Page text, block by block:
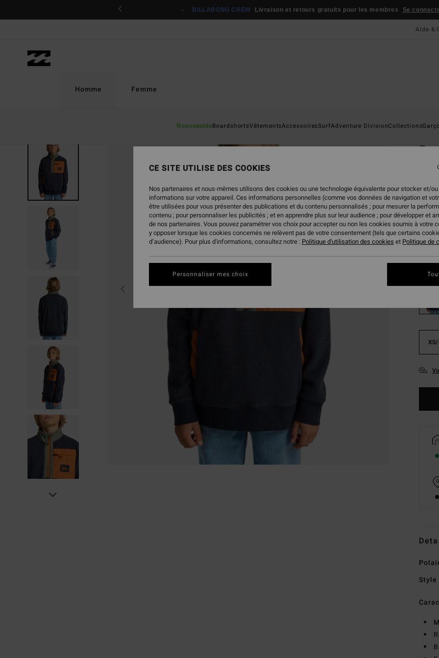
BILLABONG CREW Livraison et retours gratuits pour les membres Se
Aide &
Homme
NouveautésBoardshortsVêtementsAccessoiresSurfAdventure DivisionCollections
Femme
ECO-
75,95
BONS
Style
CE SITE UTILISE DES COOKIES
Nos partenaires et nous-mêmes utilisons des cookies ou une technologie équivalente pour stocker et/
informations sur votre appareil. Ces informations personnelles (comme vos données de navigation et
être utilisées pour vous présenter des publications et du contenu personnalisés ; pour mesurer la
contenu ; pour personnaliser les publicités ; et en apprendre plus sur leur audience ; pour développer et
de nos partenaires. Vous pouvez paramétrer vos choix pour accepter ou non les cookies soumis à votre
y opposer lorsque les cookies concernés ne relèvent pas de votre consentement (tels que certains
d’audience). Pour plus d'informations, consultez notre : Politique d'utilisation des cookies et Politique de
Personnaliser mes choix